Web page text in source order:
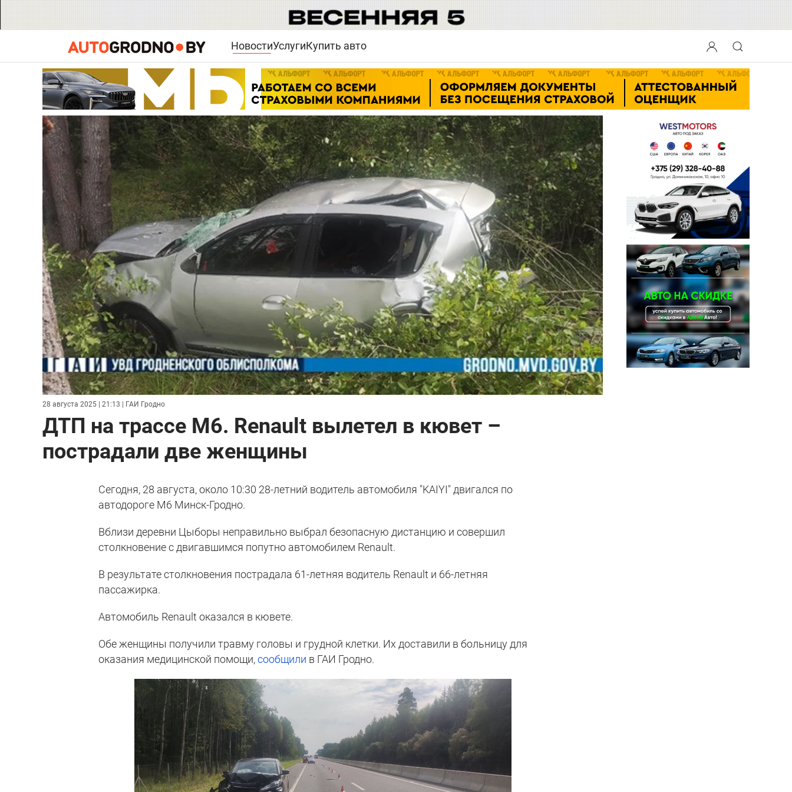
НовостиУслугиКупить авто
28 августа 2025 | 21:13 | ГАИ Гродно
ДТП на трассе М6. Renault вылетел в кювет –
пострадали две женщины
Сегодня, 28 августа, около 10:30 28-летний водитель автомобиля "KAIYI" двигался по
автодороге М6 Минск-Гродно.
Вблизи деревни Цыборы неправильно выбрал безопасную дистанцию и совершил
столкновение с двигавшимся попутно автомобилем Renault.
В результате столкновения пострадала 61-летняя водитель Renault и 66-летняя
пассажирка.
Автомобиль Renault оказался в кювете.
Обе женщины получили травму головы и грудной клетки. Их доставили в больницу для
оказания медицинской помощи,сообщили в ГАИ Гродно.